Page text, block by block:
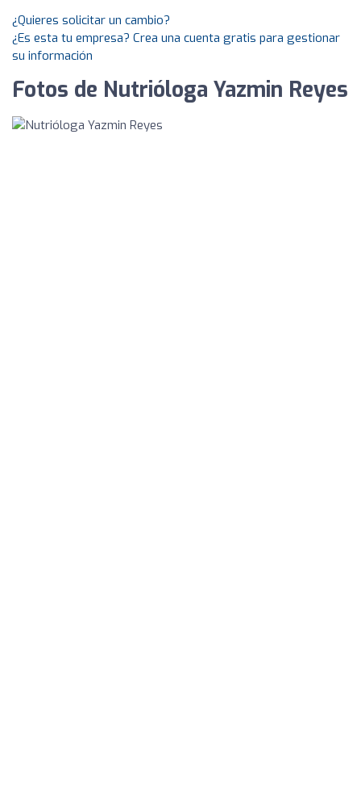
¿Quieres solicitar un cambio?
¿Es esta tu empresa? Crea una cuenta gratis para gestionar
su información
Fotos de Nutrióloga Yazmin Reyes